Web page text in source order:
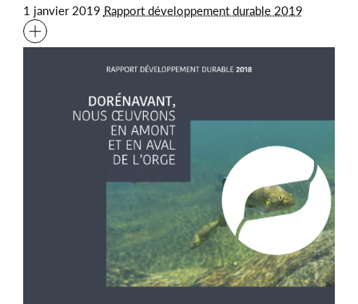
1 janvier 2019 Rapport développement durable 2019